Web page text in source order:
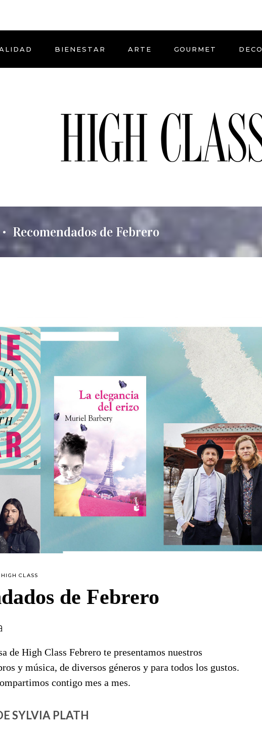
BIENESTAR ARTE GOURMET DECO
• Recomendados de Febrero
HIGH CLASS
de Febrero
de High Class Febrero te presentamos nuestros
y música, de diversos géneros y para todos los gustos.
contigo mes a mes.
SYLVIA PLATH